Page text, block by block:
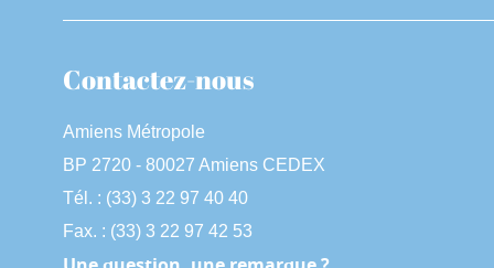
Contactez-nous
Amiens Métropole
BP 2720 - 80027 Amiens CEDEX
Tél. : (33) 3 22 97 40 40
Fax. : (33) 3 22 97 42 53